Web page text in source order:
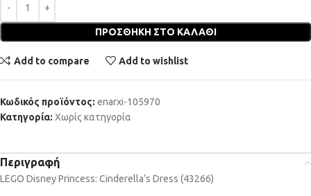
ΠΡΟΣΘΉΚΗ ΣΤΟ ΚΑΛΆΘΙ
Add to compare Add to wishlist
Κωδικός προϊόντος: enarxi-105970
Κατηγορία: Χωρίς κατηγορία
Περιγραφή
LEGO Disney Princess: Cinderella’s Dress (43266)